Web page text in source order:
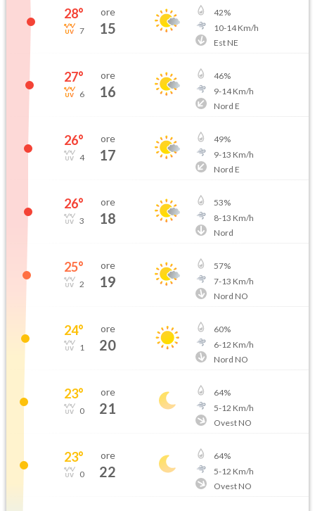
28°
7
ore
15
42%
10-14Km/h
Est NE
27°
6
ore
16
46%
9-14Km/h
Nord E
26°
4
ore
17
49%
9-13 Km/h
Nord E
26°
3
ore
18
53%
8-13 Km/h
Nord
25°
2
ore
19
57%
7-13 Km/h
Nord NO
24°
1
ore
20
60%
6-12 Km/h
Nord NO
23°
0
ore
21
64%
5-12 Km/h
Ovest NO
23°
0
ore
22
64%
5-12 Km/h
Ovest NO